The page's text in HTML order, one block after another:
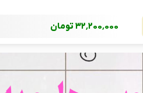
9٬450٬000تومان